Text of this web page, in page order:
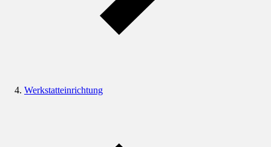
Werkstatteinrichtung